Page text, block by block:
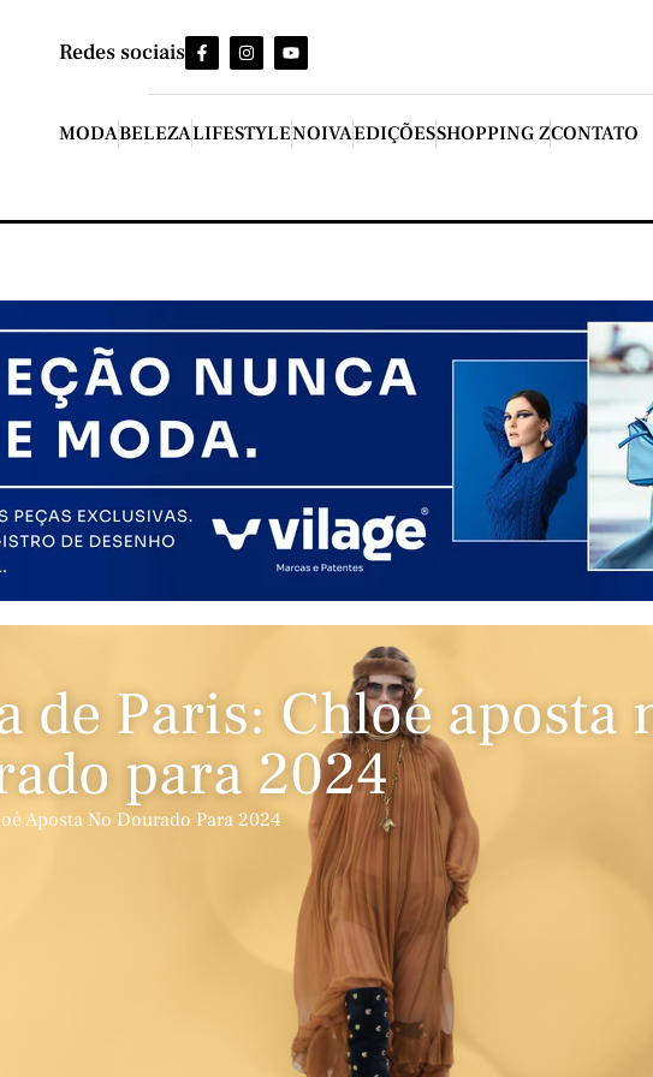
Redes sociais
MODABELEZALIFESTYLENOIVAEDIÇÕESSHOPPING ZCONTATO
de Paris: Chloé aposta
para 2024
Aposta No Dourado Para 2024